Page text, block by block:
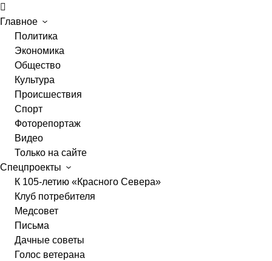
Главное
Политика
Экономика
Общество
Культура
Происшествия
Спорт
Фоторепортаж
Видео
Только на сайте
Спецпроекты
К 105-летию «Красного Севера»
Клуб потребителя
Медсовет
Письма
Дачные советы
Голос ветерана